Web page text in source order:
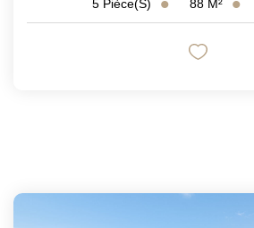
5 Pièce(s) 88 M²